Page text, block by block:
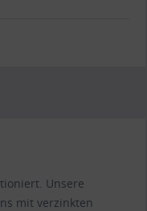
Unsere
mit verzinkten